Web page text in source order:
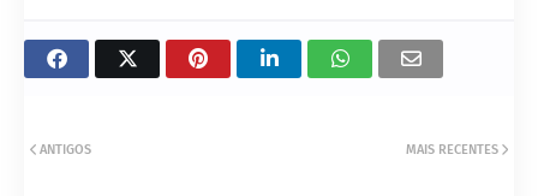
MAIS RECENTES
ANTIGOS